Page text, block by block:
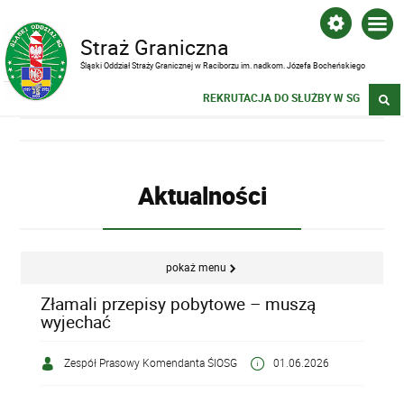
Straż Graniczna
Śląski Oddział Straży Granicznej w Raciborzu im. nadkom. Józefa Bocheńskiego
REKRUTACJA DO SŁUŻBY W SG
Aktualności
pokaż menu
Złamali przepisy pobytowe – muszą
wyjechać
Zespół Prasowy Komendanta ŚlOSG 01.06.2026